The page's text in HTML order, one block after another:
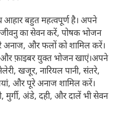
आहार बहुत महत्वपूर्ण है। अपने
जीवनु का सेवन करें, पोषक भोजन
और फलों को शामिल करें।
और फ़ाइबर युक्त भोजन खाएं।अपने
खजूर, नारियल पानी, संतरे,
और पूरे अनाज शामिल करें।
मुर्गी, अंडे, दही, और दालें भी सेवन